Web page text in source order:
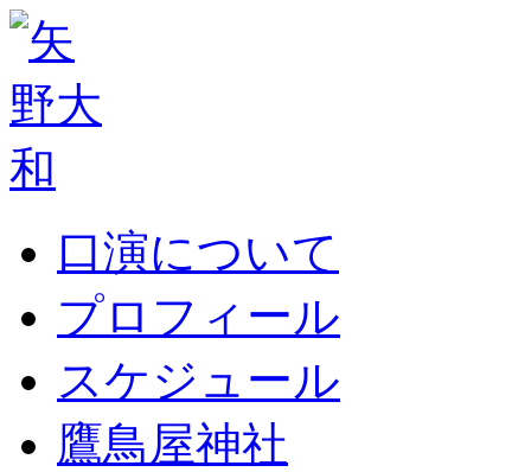
口演について
プロフィール
スケジュール
鷹鳥屋神社